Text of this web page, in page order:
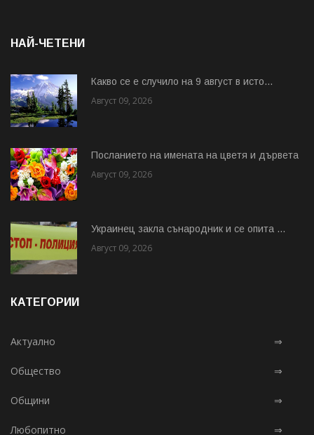
НАЙ-ЧЕТЕНИ
Какво се е случило на 9 август в исто...
Август 09, 2026
Посланието на имената на цветя и дървета
Август 09, 2026
Украинец закла сънародник и се опита ...
Август 09, 2026
КАТЕГОРИИ
Актуално ⇒
Общество ⇒
Общини ⇒
Любопитно ⇒